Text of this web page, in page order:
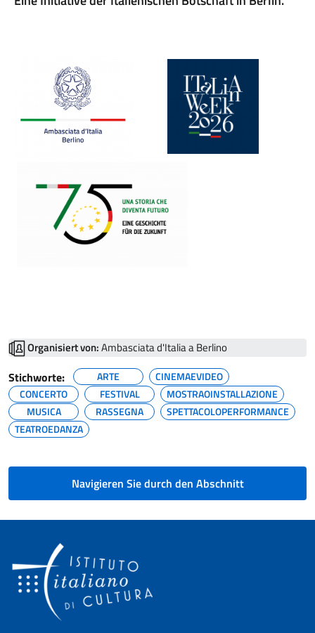
Organisiert von:Ambasciata d'Italia a Berlino
Stichworte: ARTE
CINEMAEVIDEO
CONCERTO
FESTIVAL
MOSTRAOINSTALLAZIONE
MUSICA
RASSEGNA
SPETTACOLOPERFORMANCE
TEATROEDANZA
Navigieren Sie durch den Abschnitt